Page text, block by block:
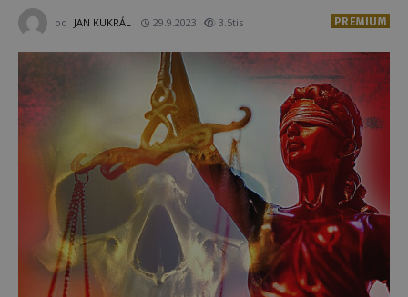
od JAN KUKRÁL 29.9.2023 3.5tis PREMIUM